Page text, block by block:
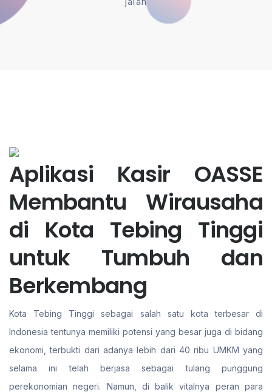
Aplikasi Kasir OASSE
Membantu Wirausaha
di Kota Tebing Tinggi
untuk Tumbuh dan
Berkembang
Kota Tebing Tinggi sebagai salah satu kota terbesar di
Indonesia tentunya memiliki potensi yang besar juga di bidang
ekonomi, terbukti dari adanya lebih dari 40 ribu UMKM yang
selama ini telah berjasa sebagai tulang punggung
perekonomian negeri. Namun, di balik vitalnya peran para